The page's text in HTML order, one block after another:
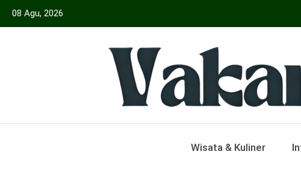
Skip
08 Agu, 2026
VakansiinfoWisata & Kuliner